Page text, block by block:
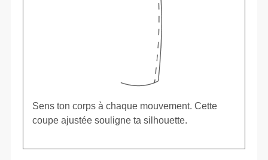
Sens ton corps à chaque mouvement. Cette
coupe ajustée souligne ta silhouette.